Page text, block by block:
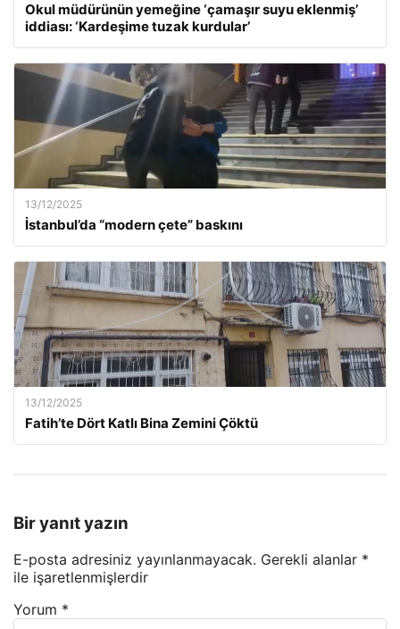
Okul müdürünün yemeğine ‘çamaşır suyu eklenmiş’
iddiası: ‘Kardeşime tuzak kurdular’
13/12/2025
İstanbul’da “modern çete” baskını
13/12/2025
Fatih’te Dört Katlı Bina Zemini Çöktü
Bir yanıt yazın
E-posta adresiniz yayınlanmayacak. Gerekli alanlar *
ile işaretlenmişlerdir
Yorum *